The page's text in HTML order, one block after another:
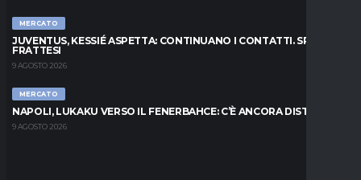
MERCATO
JUVENTUS, KESSIÉ ASPETTA: CONTINUANO I CONTATTI. SPUNTA
FRATTESI
9 AGOSTO 2026
MERCATO
NAPOLI, LUKAKU VERSO IL FENERBAHCE: C’È ANCORA DISTANZA
9 AGOSTO 2026